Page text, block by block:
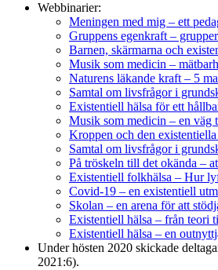
Webbinarier:
Meningen med mig – ett
Gruppens egenkraft –
Barnen, skärmarna och
Musik som medicin –
Naturens läkande kraft – 5
Samtal om livsfrågor i
Existentiell hälsa för ett
Musik som medicin – en väg
Kroppen och den
Samtal om livsfrågor i
På tröskeln till det okända –
Existentiell folkhälsa – Hur
Covid-19 – en existentiell
Skolan – en arena för att
Existentiell hälsa – från teori
Existentiell hälsa – en
Under hösten 2020 skickade
2021:6).